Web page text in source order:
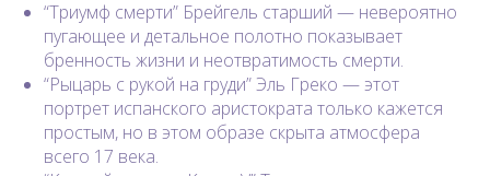
“Триумф смерти” Брейгель старший — невероятно
пугающее и детальное полотно показывает
бренность жизни и неотвратимость смерти.
“Рыцарь с рукой на груди” Эль Греко — этот
портрет испанского аристократа только кажется
простым, но в этом образе скрыта атмосфера
всего 17 века.